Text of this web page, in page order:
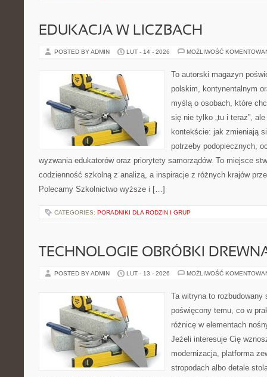
EDUKACJA W LICZBACH
POSTED BY ADMIN LUT - 14 - 2026 MOŻLIWOŚĆ
To autorski magazyn
polskim, kontynentalnym
myślą o osobach, które
się nie tylko „tu i teraz”,
kontekście: jak zmieniają
potrzeby podopiecznych,
wyzwania edukatorów oraz priorytety samorządów. To miejsce
codzienność szkolną z analizą, a inspiracje z różnych krajów
Polecamy Szkolnictwo wyższe i […]
CATEGORIES: PORADNIKI DLA RODZIN I GRUP
TECHNOLOGIE OBRÓBKI
POSTED BY ADMIN LUT - 13 - 2026 MOŻLIWOŚĆ
Ta witryna to rozbudowany
poświęcony temu, co w
różnicę w elementach
Jeżeli interesuje Cię
modernizacja, platforma
stropodach albo detale